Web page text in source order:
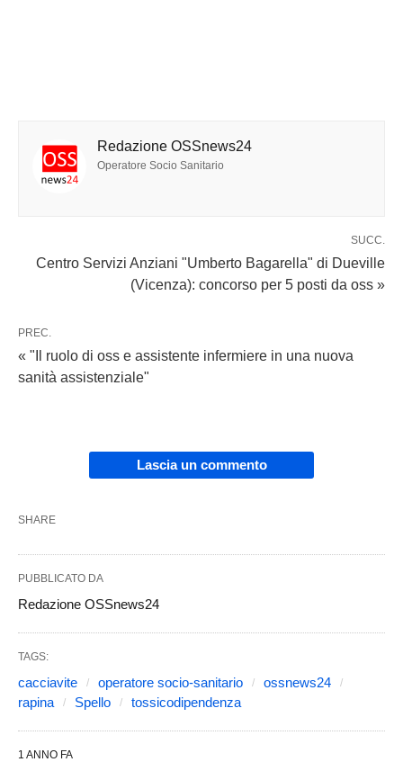
Redazione OSSnews24
Operatore Socio Sanitario
SUCC.
Centro Servizi Anziani "Umberto Bagarella" di Dueville
(Vicenza): concorso per 5 posti da oss »
PREC.
« "Il ruolo di oss e assistente infermiere in una nuova
sanità assistenziale"
Lascia un commento
SHARE
PUBBLICATO DA
Redazione OSSnews24
TAGS:
cacciavite operatore socio-sanitario
ossnews24
rapina
Spello tossicodipendenza
1 ANNO FA